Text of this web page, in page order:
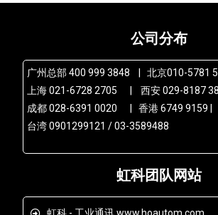
公司分布
广州总部 400 999 3848 | 北京010-5781
上海 021-6728 2705 | 西安 029-8187
成都 028-6391 0020 | 香港 6749 9159 |
台湾 0901299121 / 03-3589488
虹科团队网站